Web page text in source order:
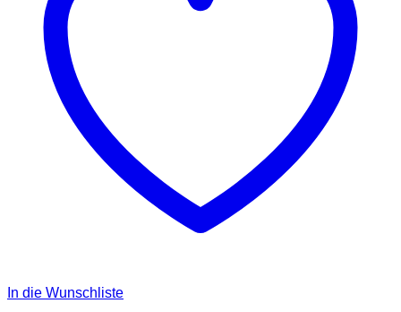
In die Wunschliste